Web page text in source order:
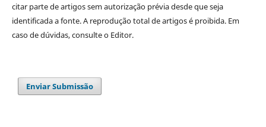
citar parte de artigos sem autorização prévia desde que seja
identificada a fonte. A reprodução total de artigos é proibida. Em
caso de dúvidas, consulte o Editor.
Enviar Submissão